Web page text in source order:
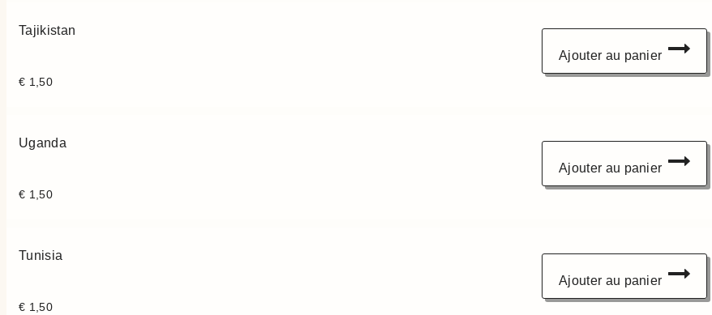
Tajikistan
€ 1,50
Ajouter au panier
Uganda
€ 1,50
Ajouter au panier
Tunisia
€ 1,50
Ajouter au panier